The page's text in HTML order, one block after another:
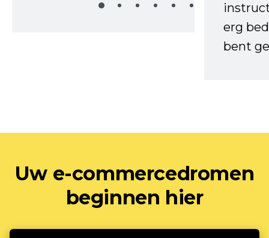
erg
bent
Uw e-commercedromen
beginnen hier